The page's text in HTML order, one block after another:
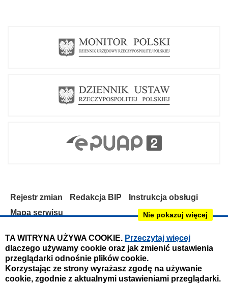
TA WITRYNA UŻYWA COOKIE. Przeczytaj więcej
dlaczego używamy cookie oraz jak zmienić ustawienia
przeglądarki odnośnie plików cookie.
Korzystając ze strony wyrażasz zgodę na używanie
cookie, zgodnie z aktualnymi ustawieniami przeglądarki.
Nie pokazuj więcej
Rejestr zmian Redakcja BIP
Instrukcja obsługi
Mapa serwisu
Obsługa i nadzór techniczny:
IntraCOM.pl